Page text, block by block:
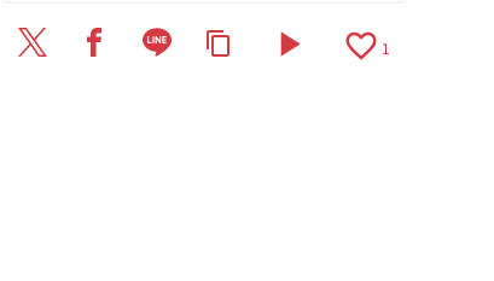
content_copy play_arrow favorite_border 1